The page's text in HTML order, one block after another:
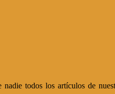
todos los artículos de